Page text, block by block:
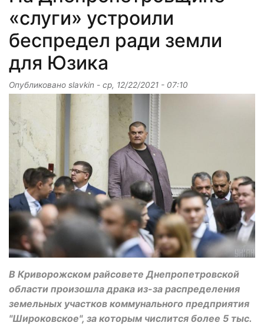
«слуги» устроили
беспредел ради земли
для Юзика
Опубликовано slavkin - ср, 12/22/2021 - 07:10
В Криворожском райсовете Днепропетровской
области произошла драка из-за распределения
земельных участков коммунального предприятия
"Широковское", за которым числится более 5 тыс.